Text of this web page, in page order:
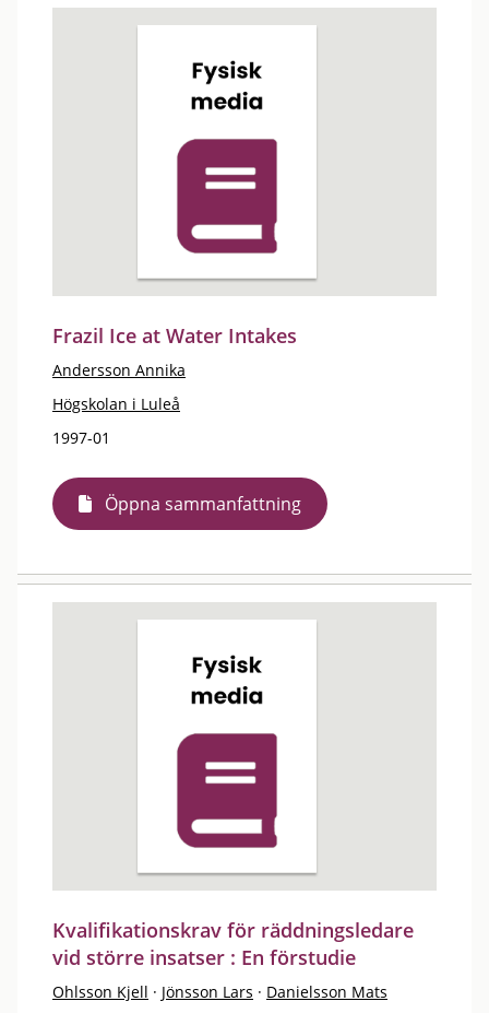
Frazil Ice at Water Intakes
Andersson Annika
Högskolan i Luleå
1997-01
Öppna sammanfattning
Kvalifikationskrav för räddningsledare
vid större insatser : En förstudie
Ohlsson Kjell · Jönsson Lars · Danielsson Mats